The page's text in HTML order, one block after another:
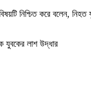
বিষয়টি নিশ্চিত করে বলেন,
যুবকের লাশ উদ্ধার